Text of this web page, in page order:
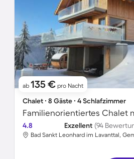
ab 135 € pro Nacht
Chalet ∙ 8 Gäste ∙ 4 Schlafzimmer
4.8 Exzellent (94